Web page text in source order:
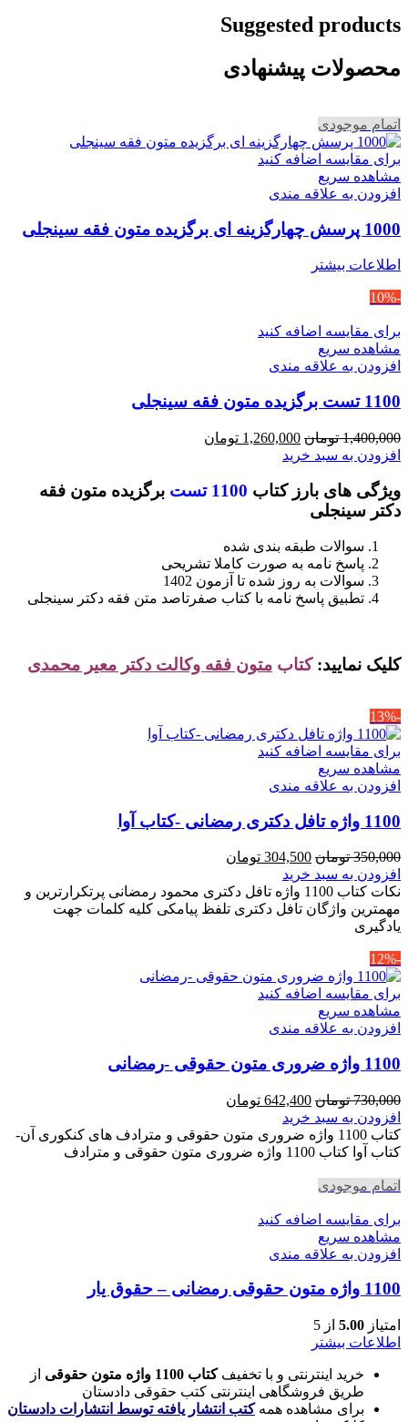
Suggested products
محصولات پیشنهادی
اتمام موجودی
برای مقایسه اضافه کنید
مشاهده سریع
افزودن به علاقه مندی
1000 پرسش چهارگزینه ای برگزیده متون فقه سینجلی
اطلاعات بیشتر
-10%
برای مقایسه اضافه کنید
مشاهده سریع
افزودن به علاقه مندی
1100 تست برگزیده متون فقه سینجلی
1,400,000 تومان قیمت
اصلی
بود.
1,260,000 تومان
است.
افزودن به سبد خرید
ویژگی های بارز کتاب 1100 تست
برگزیده متون فقه
دکتر سینجلی
سوالات طبقه بندی شده
پاسخ نامه به صورت کاملا تشریحی
سوالات به روز شده تا آزمون 1402
تطبیق پاسخ نامه با کتاب صفرتاصد متن فقه دکتر سینجلی
کلیک نمایید: کتاب متون فقه وکالت دکتر معیر محمدی
-13%
برای مقایسه اضافه کنید
مشاهده سریع
افزودن به علاقه مندی
1100 واژه تافل دکتری رمضانی -کتاب آوا
350,000 تومان قیمت
اصلی
350,000 تومان
بود.
304,500 تومان
304,500 تومان
است.
افزودن به سبد خرید
نکات کتاب 1100 واژه تافل دکتری محمود رمضانی پرتکرارترین و
مهمترین واژگان تافل دکتری تلفظ پیامکی کلیه کلمات جهت
یادگیری
-12%
برای مقایسه اضافه کنید
مشاهده سریع
افزودن به علاقه مندی
1100 واژه ضروری متون حقوقی -رمضانی
730,000 تومان قیمت
اصلی
730,000 تومان
بود.
642,400 تومان
642,400 تومان
است.
افزودن به سبد خرید
کتاب 1100 واژه ضروری متون حقوقی و مترادف های کنکوری آن-
کتاب آوا کتاب 1100 واژه ضروری متون حقوقی و مترادف
اتمام موجودی
برای مقایسه اضافه کنید
مشاهده سریع
افزودن به علاقه مندی
1100 واژه متون حقوقی رمضانی – حقوق یار
امتیاز 5.00 از 5
اطلاعات بیشتر
خرید اینترنتی و با تخفیفکتاب 1100 واژه متون حقوقی
از
طریق فروشگاهی اینترنتی کتب حقوقی دادستان
برای مشاهده همهکتب انتشار یافته توسط انتشارات دادستان